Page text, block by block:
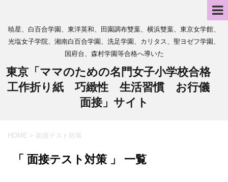
暁星、白百合学園、東洋英和、田園調布雙葉、横浜雙葉、東京女学館、
光塩女子学院、湘南白百合学園、洗足学園、カリタス、聖ヨゼフ学園、
国府台、森村学園等合格へ導いた
東京「ママのための名門女子小学校合格
工作折り紙 巧緻性 生活習慣 お行儀
面接」サイト
HOME > 面接テスト対策
「 面接テスト対策 」 一覧